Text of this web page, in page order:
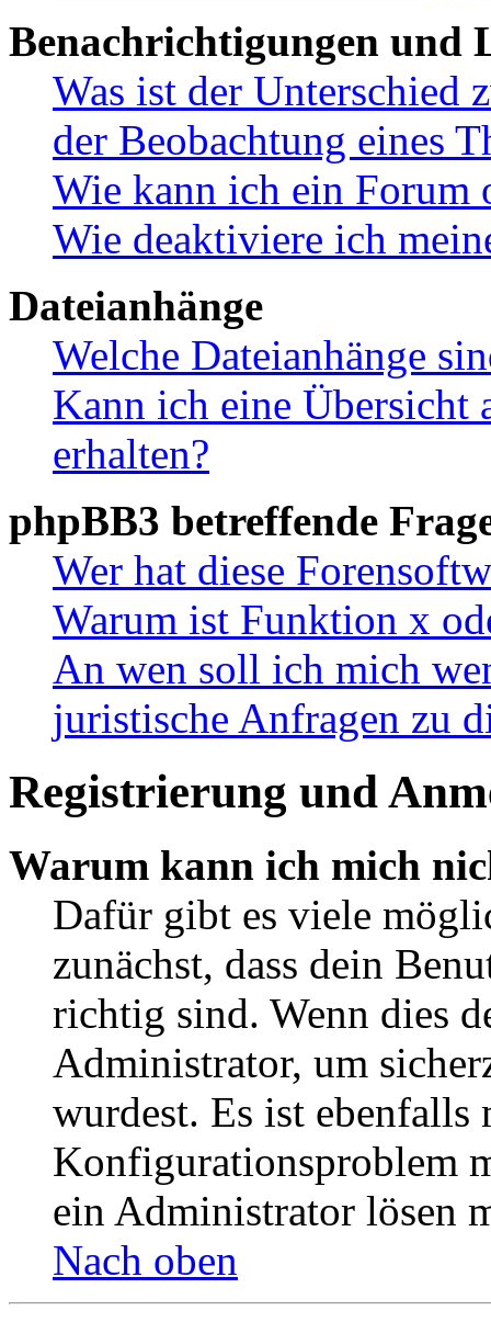
Benachrichtigungen und
Was ist der Unterschied
der Beobachtung eines
Wie kann ich ein Forum
Wie deaktiviere ich
Dateianhänge
Welche Dateianhänge
Kann ich eine Übersicht
erhalten?
phpBB3 betreffende
Wer hat diese
Warum ist Funktion x
An wen soll ich mich
juristische Anfragen zu
Registrierung und
Warum kann ich mich
Dafür gibt es viele
zunächst, dass dein
richtig sind. Wenn dies
Administrator, um
wurdest. Es ist ebenfalls
Konfigurationsproblem
ein Administrator lösen
Nach oben